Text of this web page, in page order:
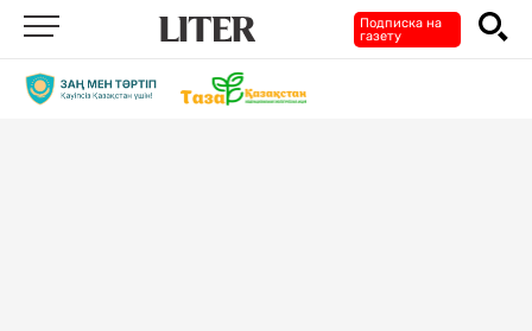
Подписка на
газету